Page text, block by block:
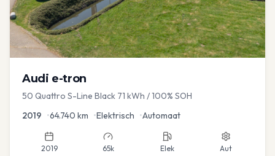
Audi e-tron
50 Quattro S-Line Black 71 kWh / 100% SOH
2019 •64.740 km •Elektrisch •Automaat
2019 65k Elek Aut